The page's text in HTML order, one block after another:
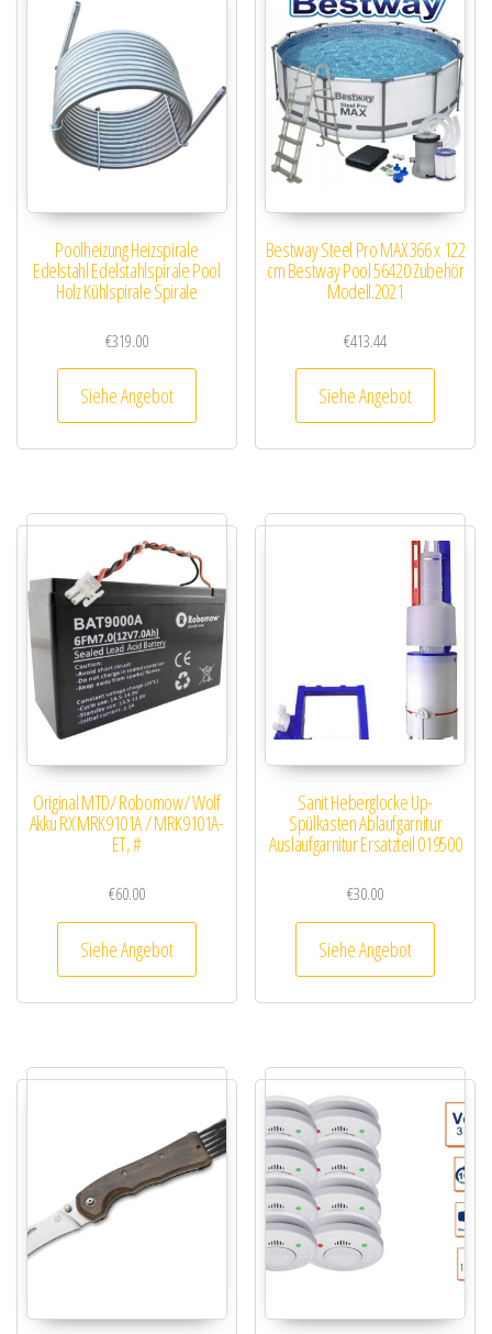
Poolheizung Heizspirale
Edelstahl Edelstahlspirale Pool
Holz Kühlspirale Spirale
€319.00
Siehe Angebot
Bestway Steel Pro MAX 366 x 122
cm Bestway Pool 56420 Zubehör
Modell.2021
€413.44
Siehe Angebot
Original MTD/ Robomow/ Wolf
Akku RX MRK9101A / MRK9101A-
ET, #
€60.00
Siehe Angebot
Sanit Heberglocke Up-
Spülkasten Ablaufgarnitur
Auslaufgarnitur Ersatzteil 019500
€30.00
Siehe Angebot